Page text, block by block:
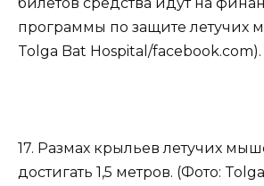
программы по защите летучих
Tolga Bat Hospital/facebook.com).
17. Размах крыльев летучих
достигать 1,5 метров. (Фото: